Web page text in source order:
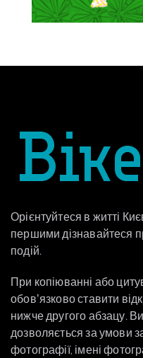
Орієнтуйтеся в житті
першими дізнавайтеся
подій.
При копіюванні або
обовʼязково ставити
нижче другого абзацу.
дозволяється за умови
фотографії, імені